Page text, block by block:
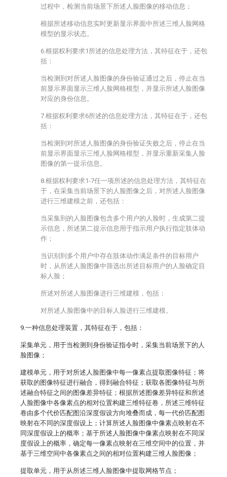
过程中，检测当前场景下所述人脸图像的移动信息；
根据所述移动信息实时更新显示界面中所述三维人脸网格
模型的显示状态。
6.根据权利要求1所述的信息处理方法，其特征在于，还包
括：
当检测到对所述人脸图像的身份验证通过之后，停止在当
前显示界面显示三维人脸网格模型，并显示所述人脸图像
对应的身份信息。
7.根据权利要求6所述的信息处理方法，其特征在于，还包
括：
当检测到对所述人脸图像的身份验证失败之后，停止在当
前显示界面显示三维人脸网格模型，并显示重新采集人脸
图像的第一提示信息。
8.根据权利要求1-7任一项所述的信息处理方法，其特征在
于，在采集当前场景下的人脸图像之后，对所述人脸图像
进行三维建模之前，还包括：
当采集到的人脸图像包含多个用户的人脸时，生成第二提
示信息，所述第二提示信息用于指示用户执行指定肢体动
作；
当识别到多个用户中存在肢体动作满足条件的目标用户
时，从所述人脸图像中筛选出所述目标用户的人脸确定目
标人脸；
所述对所述人脸图像进行三维建模，包括：
对所述人脸图像中的目标人脸进行三维建模。
9.一种信息处理装置，其特征在于，包括：
采集单元，用于当检测到身份验证指令时，采集当前场景下的人
脸图像；
建模单元，用于对所述人脸图像中每一像素点提取图像特征；将
获取的图像特征进行融合，得到融合特征；获取各图像特征与所
述融合特征之间的图像差异特征；根据所述图像差异特征和所述
人脸图像中各像素点的相对位置构建三维特征卷，所述三维特征
卷由多个代价匹配图沿深度假设方向堆叠而成，每一代价匹配图
映射在不同的深度假设上；计算所述人脸图像中像素点映射在不
同深度假设上的概率；基于所述人脸图像中像素点映射在不同深
度假设上的概率，确定每一像素点映射在三维空间中的位置，并
基于三维空间中各像素点之间的相对位置构建三维人脸图像；
提取单元，用于从所述三维人脸图像中提取网格节点；